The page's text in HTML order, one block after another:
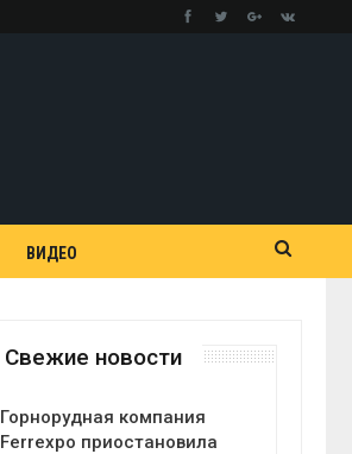
ВИДЕО
Свежие новости
Горнорудная компания
Ferrexpo приостановила